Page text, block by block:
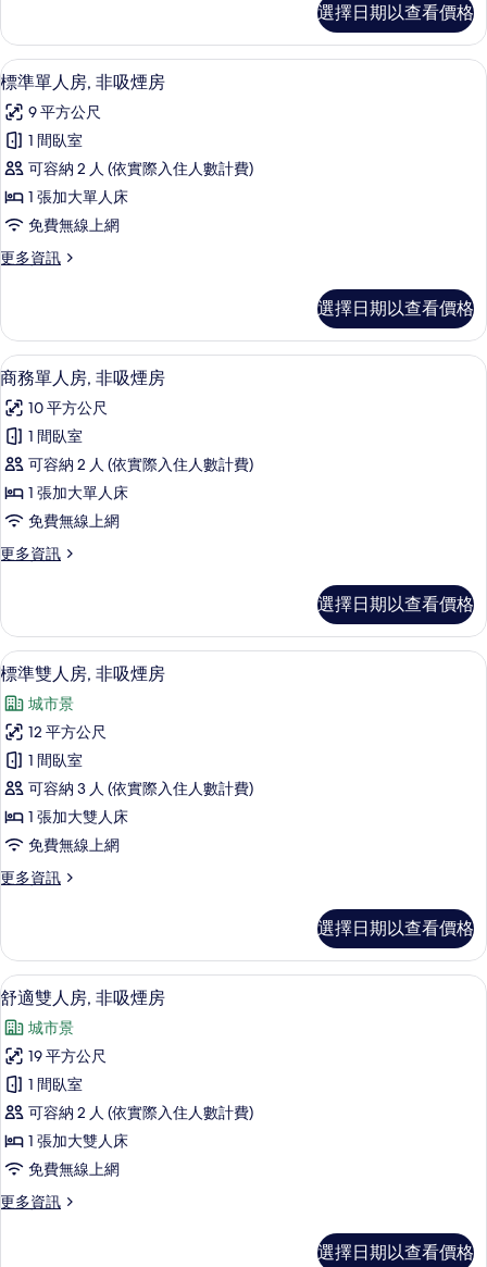
所
有
相
片
Room
Non-
smoking
詳
情
選擇日期以查看價格
顯
示
標
準
單
人
非
煙
房
的
所
有
相
片
標準單人房, 非吸煙房 | 羽絨被、客
6
標準單人房, 非吸煙房
9 平方公尺
1 間臥室
可容納 2 人 (依實際入住人數計費)
1 張加大單人床
免費無線上網
更多資訊
更
單
人
房,
吸
煙
房
的
詳
情
選擇日期以查看價格
顯
示
商
務
單
人
非
煙
房
的
所
有
相
片
商務單人房, 非吸煙房 | 羽絨被、客
8
商務單人房, 非吸煙房
10 平方公尺
1 間臥室
可容納 2 人 (依實際入住人數計費)
1 張加大單人床
免費無線上網
更多資訊
更
單
人
房,
吸
煙
房
的
詳
情
選擇日期以查看價格
顯
示
標
準
雙
人
房,
吸
房
的
所
有
相
片
標準雙人房, 非吸煙房 | 羽絨被、客
4
標準雙人房, 非吸煙房
城市景
12 平方公尺
1 間臥室
可容納 3 人 (依實際入住人數計費)
1 張加大雙人床
免費無線上網
更多資訊
更
雙
人
房,
吸
煙
房
的
詳
情
選擇日期以查看價格
顯
示
舒
適
雙
人
房,
吸
舒適雙人房, 非吸煙房 | 羽絨被、客
4
舒適雙人房, 非吸煙房
城市景
19 平方公尺
1 間臥室
可容納 2 人 (依實際入住人數計費)
1 張加大雙人床
免費無線上網
更多資訊
更
選擇日期以查看價格